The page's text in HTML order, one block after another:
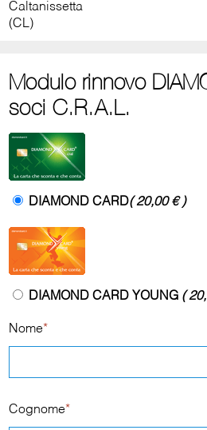
Caltanissetta
(CL)
Modulo rinnovo
soci C.R.A.L.
DIAMOND CARD( 20,00 € )
DIAMOND CARD YOUNG (
Nome*
Cognome*